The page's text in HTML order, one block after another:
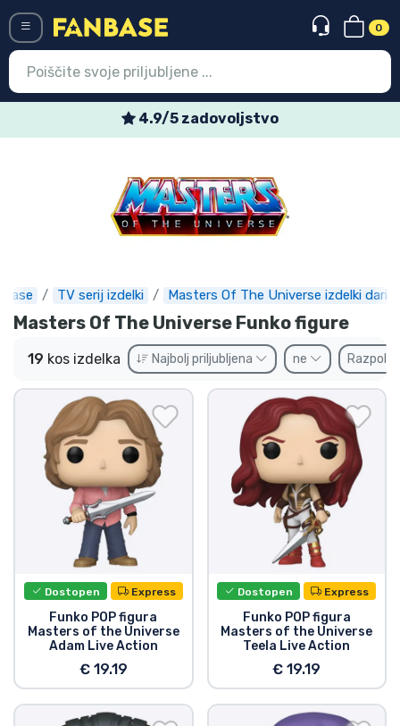
0
Tedenske posebne ponudbe
TV serij izdelki Masters Of The Universe izdelki darila
Masters Of The Universe Funko figure
19 kos izdelka Najbolj priljubljena ne
Dostopen Express
Funko POP figura
Masters of the Universe
Adam Live Action
€ 19.19
Dostopen Express
Funko POP figura
Masters of the Universe
Teela Live Action
€ 19.19
Najnovejsi izdelki
Ekspresna dostava
Prednaročila
Outlet izdelki
Dostava in plačilo
Tv serijske izdelki
Filmske izdelki
Risani izdelki
Anime izdelki
Gamer izdelki
Športne izdelki